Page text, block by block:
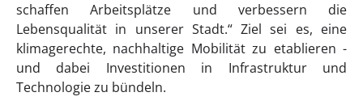
schaffen Arbeitsplätze und verbessern die
Lebensqualität in unserer Stadt.“ Ziel sei es, eine
klimagerechte, nachhaltige Mobilität zu etablieren -
und dabei Investitionen in Infrastruktur und
Technologie zu bündeln.